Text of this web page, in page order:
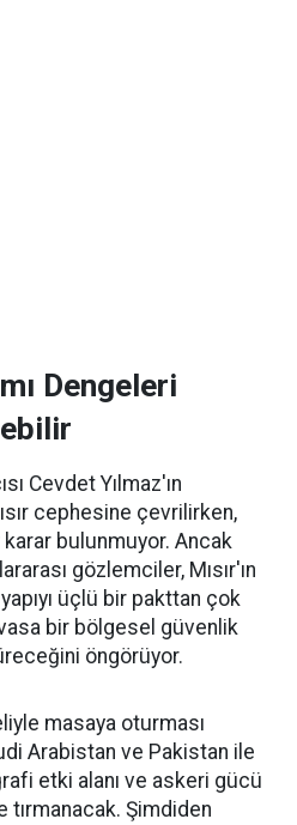
Dengeleri
Cevdet Yılmaz'ın
cephesine çevrilirken,
bulunmuyor. Ancak
gözlemciler, Mısır'ın
yapıyı üçlü bir pakttan çok
bir bölgesel güvenlik
öngörüyor.
masaya oturması
Arabistan ve Pakistan ile
etki alanı ve askeri gücü
Şimdiden